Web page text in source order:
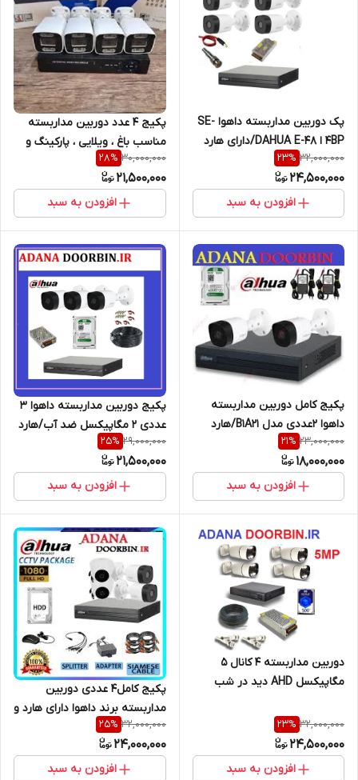
پک دوربین مداربسته داهوا SE-
4BP ا DAHUA E-48/دارای هارد
500 و کابل رایگان
32,000,000
23%
24,500,000
افزودن به سبد
پکیج 4 عدد دوربین مداربسته
مناسب باغ ، ویلایی ، پارکینگ و
آپارتمانی
30,000,000
28%
21,500,000
افزودن به سبد
پکیج کامل دوربین مداربسته
داهوا 2عددی مدل B1A21/هارد
500 گیگ کابل رایگان
23,000,000
21%
18,000,000
افزودن به سبد
پکیج دوربین مداربسته داهوا ۳
عددی ۲ مگاپیکسل ضد آب/هارد
ذخیره/ کابل
29,000,000
25%
21,500,000
افزودن به سبد
دوربین مداربسته 4 کانال 5
مگاپیکسل AHD دید در شب
رایگان
32,000,000
23%
24,500,000
افزودن به سبد
پکیج کامل4 عددی دوربین
مداربسته برند داهوا دارای هارد و
کابل رایگان و آماده نصب
32,000,000
25%
24,000,000
افزودن به سبد